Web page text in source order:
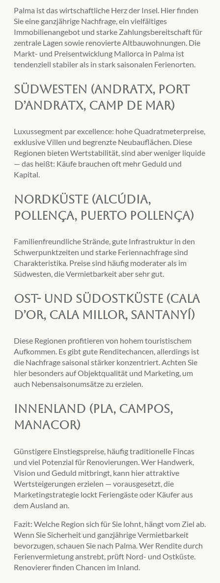
Palma ist das wirtschaftliche Herz der Insel. Hier finden
Sie eine ganzjährige Nachfrage, ein vielfältiges
Immobilienangebot und starke Zahlungsbereitschaft für
zentrale Lagen sowie renovierte Altbauwohnungen. Die
Markt- und Preisentwicklung Mallorca in Palma ist
tendenziell stabiler als in stark saisonalen Ferienorten.
Südwesten (Andratx, Port
d’Andratx, Camp de Mar)
Luxussegment par excellence: hohe Quadratmeterpreise,
exklusive Villen und begrenzte Neubauflächen. Diese
Regionen bieten Wertstabilität, sind aber weniger liquide
— das heißt: Käufe brauchen oft mehr Geduld und
Kapital.
Nordküste (Alcúdia,
Pollença, Puerto Pollença)
Familienfreundliche Strände, gute Infrastruktur in den
Schwerpunktzeiten und starke Feriennachfrage sind
Charakteristika. Preise sind häufig moderater als im
Südwesten, die Vermietbarkeit aber sehr gut.
Ost- und Südostküste (Cala
d’Or, Cala Millor, Santanyí)
Diese Regionen profitieren von hohem touristischem
Aufkommen. Es gibt gute Renditechancen, allerdings ist
die Nachfrage saisonal stärker konzentriert. Achten Sie
hier besonders auf Objektqualität und Marketing, um
auch Nebensaisonumsätze zu erzielen.
Innenland (Pla, Campos,
Manacor)
Günstigere Einstiegspreise, häufig traditionelle Fincas
und viel Potenzial für Renovierungen. Wer Handwerk,
Vision und Geduld mitbringt, kann hier attraktive
Wertsteigerungen erzielen — vorausgesetzt, die
Marketingstrategie lockt Feriengäste oder Käufer aus
dem Ausland an.
Fazit: Welche Region sich für Sie lohnt, hängt vom Ziel ab.
Wenn Sie Sicherheit und ganzjährige Vermietbarkeit
bevorzugen, schauen Sie nach Palma. Wer Rendite durch
Ferienvermietung anstrebt, prüft Nord- und Ostküste.
Renovierer finden Chancen im Inland.